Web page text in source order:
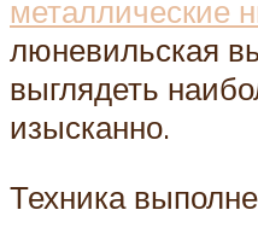
металлические
люневильская
выглядеть
изысканно.
Техника